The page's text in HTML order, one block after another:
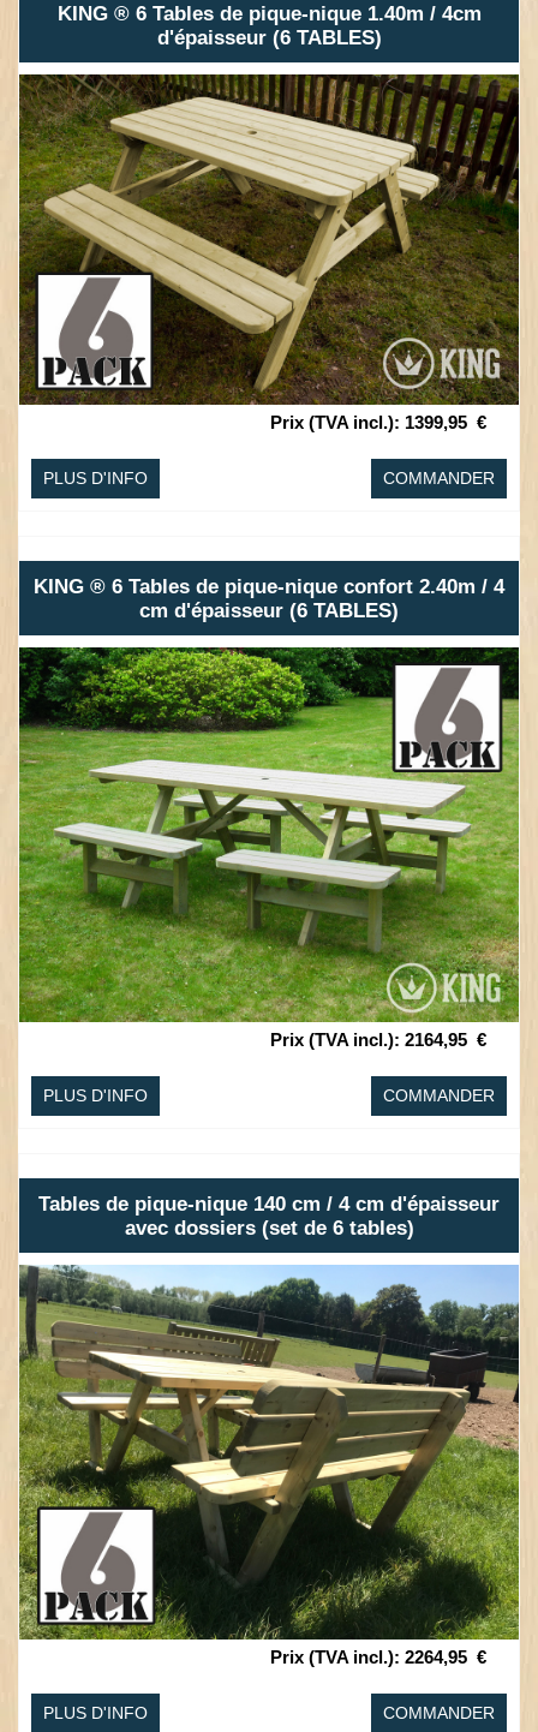
KING ® 6 Tables de pique-nique 1.40m / 4cm
d'épaisseur (6 TABLES)
Prix (TVA incl.): 1399,95 €
PLUS D'INFO COMMANDER
KING ® 6 Tables de pique-nique confort 2.40m / 4
cm d'épaisseur (6 TABLES)
Prix (TVA incl.): 2164,95 €
PLUS D'INFO COMMANDER
Tables de pique-nique 140 cm / 4 cm d'épaisseur
avec dossiers (set de 6 tables)
Prix (TVA incl.): 2264,95 €
PLUS D'INFO COMMANDER